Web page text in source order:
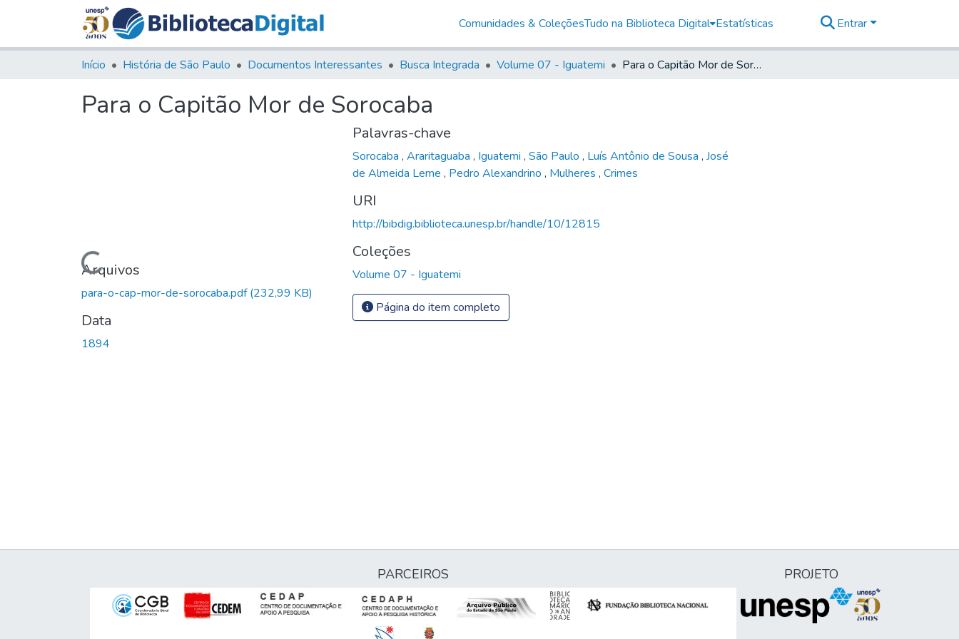
Comunidades & ColeçõesTudo na Biblioteca Digital Estatísticas Entrar
Início História de São Paulo Documentos Interessantes Busca Integrada Volume 07 - Iguatemi Para o Capitão Mor de Sorocaba
Para o Capitão Mor de Sorocaba
Carregando...
Arquivos
para-o-cap-mor-de-sorocaba.pdf(232,99 KB)
Data
1894
Palavras-chave
Sorocaba , Araritaguaba , Iguatemi , São Paulo , Luís Antônio de Sousa , José
de Almeida Leme , Pedro Alexandrino , Mulheres , Crimes
URI
http://bibdig.biblioteca.unesp.br/handle/10/12815
Coleções
Volume 07 - Iguatemi
Página do item completo
PARCEIROS PROJETO